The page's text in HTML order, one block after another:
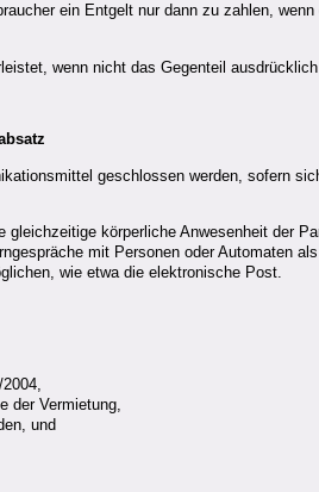
ein Entgelt nur dann zu zahlen,
wenn nicht das Gegenteil
geschlossen werden, sofern
körperliche Anwesenheit der
mit Personen oder Automaten
wie etwa die elektronische Post.
der Vermietung,
und